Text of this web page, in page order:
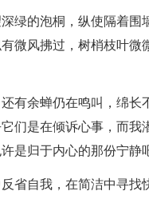
绿的泡桐，纵使隔着
微风拂过，树梢枝叶
有余蝉仍在鸣叫，绵
们是在倾诉心事，而
是归于内心的那份宁静
省自我，在简洁中寻找